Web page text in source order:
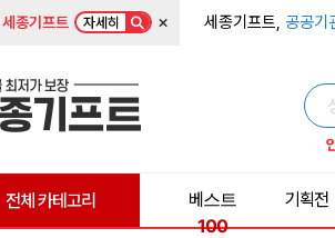
세종기프트 자세히 × 세종기프트, 공공기
전체 카테고리
베스트
100
기획전